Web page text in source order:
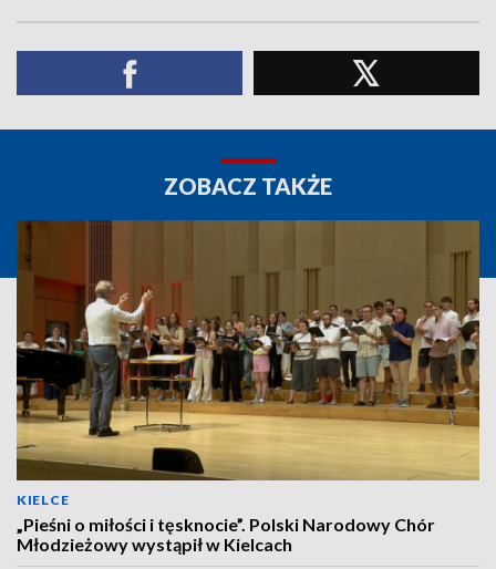
ZOBACZ TAKŻE
KIELCE
„Pieśni o miłości i tęsknocie”. Polski Narodowy Chór
Młodzieżowy wystąpił w Kielcach